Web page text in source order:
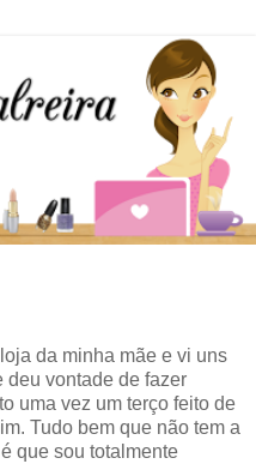
da minha mãe e vi uns
deu vontade de fazer
uma vez um terço feito de
Tudo bem que não tem a
que sou totalmente